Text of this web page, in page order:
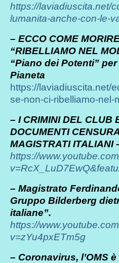
https://laviadiuscita.net/
lumanita-anche-con-le-
– ECCO COME
“RIBELLIAMO NEL
“Piano dei Potenti”
Pianeta
https://laviadiuscita.net/
se-non-ci-ribelliamo-nel-
– I CRIMINI DEL CLUB
DOCUMENTI
MAGISTRATI ITALIANI
https://
– Magistrato
Gruppo Bilderberg
italiane”.
https://
v=zYu4pxETm5g
– Coronavirus, l’OMS